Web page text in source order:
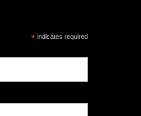
*indicates required